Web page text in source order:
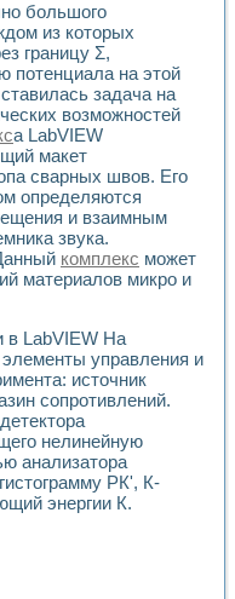
большого
из которых
границу Σ,
потенциала на этой
задача на
возможностей
а LabVIEW
макет
сварных швов. Его
определяются
и взаимным
звука.
комплекс может
материалов микро и
в LabVIEW На
управления и
источник
сопротивлений.
нелинейную
анализатора
РК', К-
энергии К.